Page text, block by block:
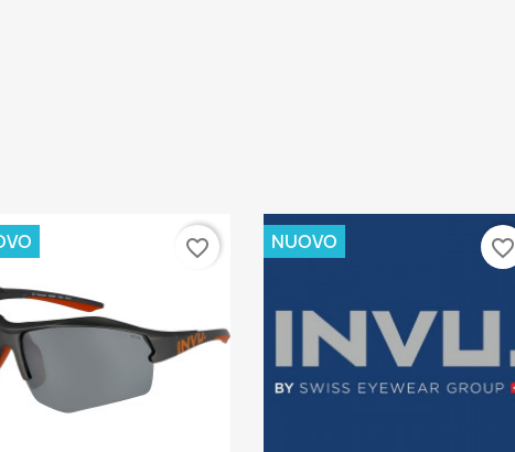
favorite_border NUOVO favorite_border